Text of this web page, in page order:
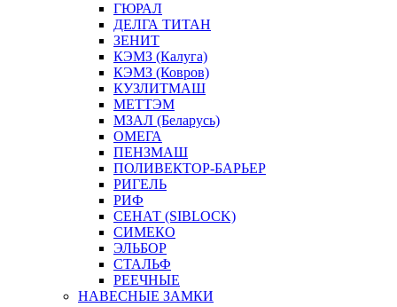
ГЮРАЛ
ДЕЛГА ТИТАН
ЗЕНИТ
КЭМЗ (Калуга)
КЭМЗ (Ковров)
КУЗЛИТМАШ
МЕТТЭМ
МЗАЛ (Беларусь)
ОМЕГА
ПЕНЗМАШ
ПОЛИВЕКТОР-БАРЬЕР
РИГЕЛЬ
РИФ
СЕНАТ (SIBLOCK)
СИМЕКО
ЭЛЬБОР
СТАЛЬФ
РЕЕЧНЫЕ
НАВЕСНЫЕ ЗАМКИ